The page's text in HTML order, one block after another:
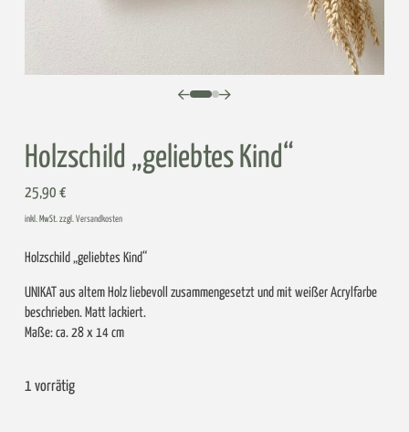
0 1
Holzschild „geliebtes Kind“
25,90 €
inkl. MwSt. zzgl. Versandkosten
Holzschild „geliebtes Kind“
UNIKAT aus altem Holz liebevoll zusammengesetzt und mit weißer Acrylfarbe
beschrieben. Matt lackiert.
Maße: ca. 28 x 14 cm
1 vorrätig